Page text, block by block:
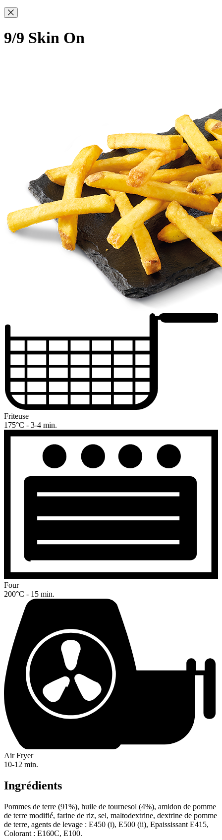
9/9 Skin On
Friteuse
175°C - 3-4 min.
Four
200°C - 15 min.
Air Fryer
10-12 min.
Ingrédients
Pommes de terre (91%), huile de tournesol (4%), amidon de pomme
de terre modifié, farine de riz, sel, maltodextrine, dextrine de pomme
de terre, agents de levage : E450 (i), E500 (ii), Epaississant E415,
Colorant : E160C, E100.